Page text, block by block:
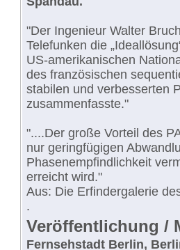
"Der Ingenieur Walter
Telefunken die
US-amerikanischen
des französischen
stabilen und verbesserten
zusammenfasste."
"....Der große Vorteil des
nur geringfügigen
Phasenempfindlichkeit
erreicht wird."
Aus: Die Erfindergalerie
.
Veröffentlichung /
Fernsehstadt Berlin,